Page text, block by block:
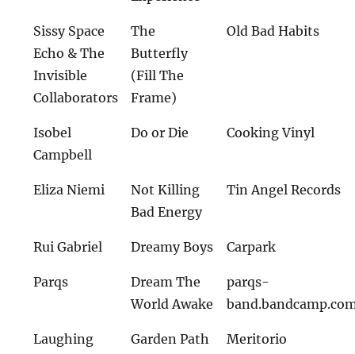
Sissy Space
Echo & The
Invisible
Collaborators
The
Butterfly
(Fill The
Frame)
Old Bad Habits
Isobel
Campbell
Do or Die Cooking Vinyl
Eliza Niemi
Not Killing
Bad Energy
Tin Angel Records
Rui Gabriel Dreamy Boys Carpark
Parqs
Dream The
World Awake
parqs-
Laughing Garden Path Meritorio